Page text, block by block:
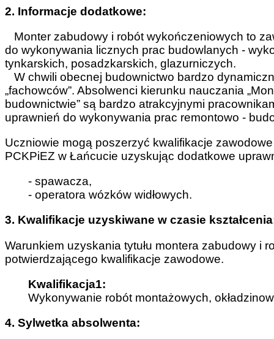
2. Informacje dodatkowe:
Monter zabudowy i robót wykończeniowych to
do wykonywania licznych prac budowlanych -
tynkarskich, posadzkarskich, glazurniczych.
W chwili obecnej budownictwo bardzo
„fachowców”. Absolwenci kierunku nauczania
budownictwie” są bardzo atrakcyjnymi
uprawnień do wykonywania prac remontowo -
Uczniowie mogą poszerzyć kwalifikacje
PCKPiEZ w Łańcucie uzyskując dodatkowe
- spawacza,
- operatora wózków widłowych.
3. Kwalifikacje uzyskiwane w czasie
Warunkiem uzyskania tytułu montera zabudowy i
potwierdzającego kwalifikacje zawodowe.
Kwalifikacja1:
Wykonywanie robót montażowych,
4. Sylwetka absolwenta: